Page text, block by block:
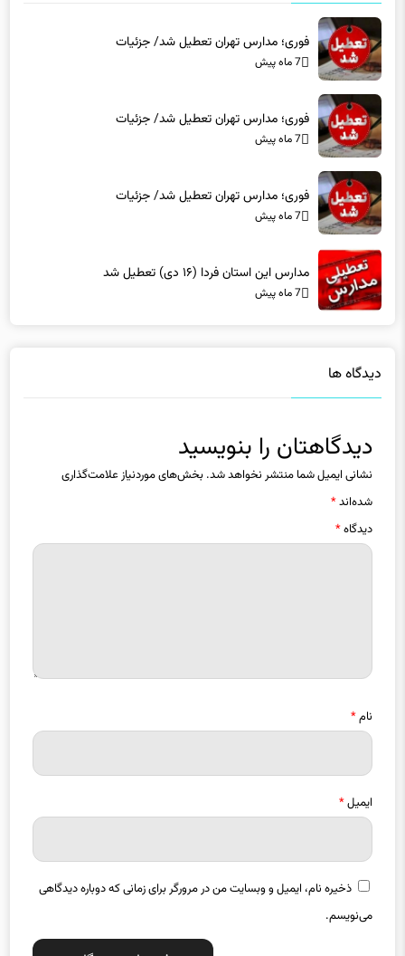
فوری؛ مدارس تهران تعطیل شد/ جزئیات
7 ماه پیش
فوری؛ مدارس تهران تعطیل شد/ جزئیات
7 ماه پیش
فوری؛ مدارس تهران تعطیل شد/ جزئیات
7 ماه پیش
مدارس این استان فردا (۱۶ دی) تعطیل شد
7 ماه پیش
دیدگاه ها
دیدگاهتان را بنویسید
نشانی ایمیل شما منتشر نخواهد شد. بخش‌های موردنیاز علامت‌گذاری
شده‌اند*
دیدگاه*
نام*
ایمیل*
ذخیره نام، ایمیل و وبسایت من در مرورگر برای زمانی که دوباره دیدگاهی
می‌نویسم.